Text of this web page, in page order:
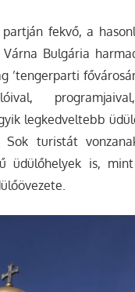
fekvő, a
Bulgária
’tengerparti
legkedveltebb
Sok turistát
üdülőhelyek is,